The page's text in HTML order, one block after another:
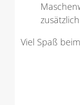
Viel Spaß